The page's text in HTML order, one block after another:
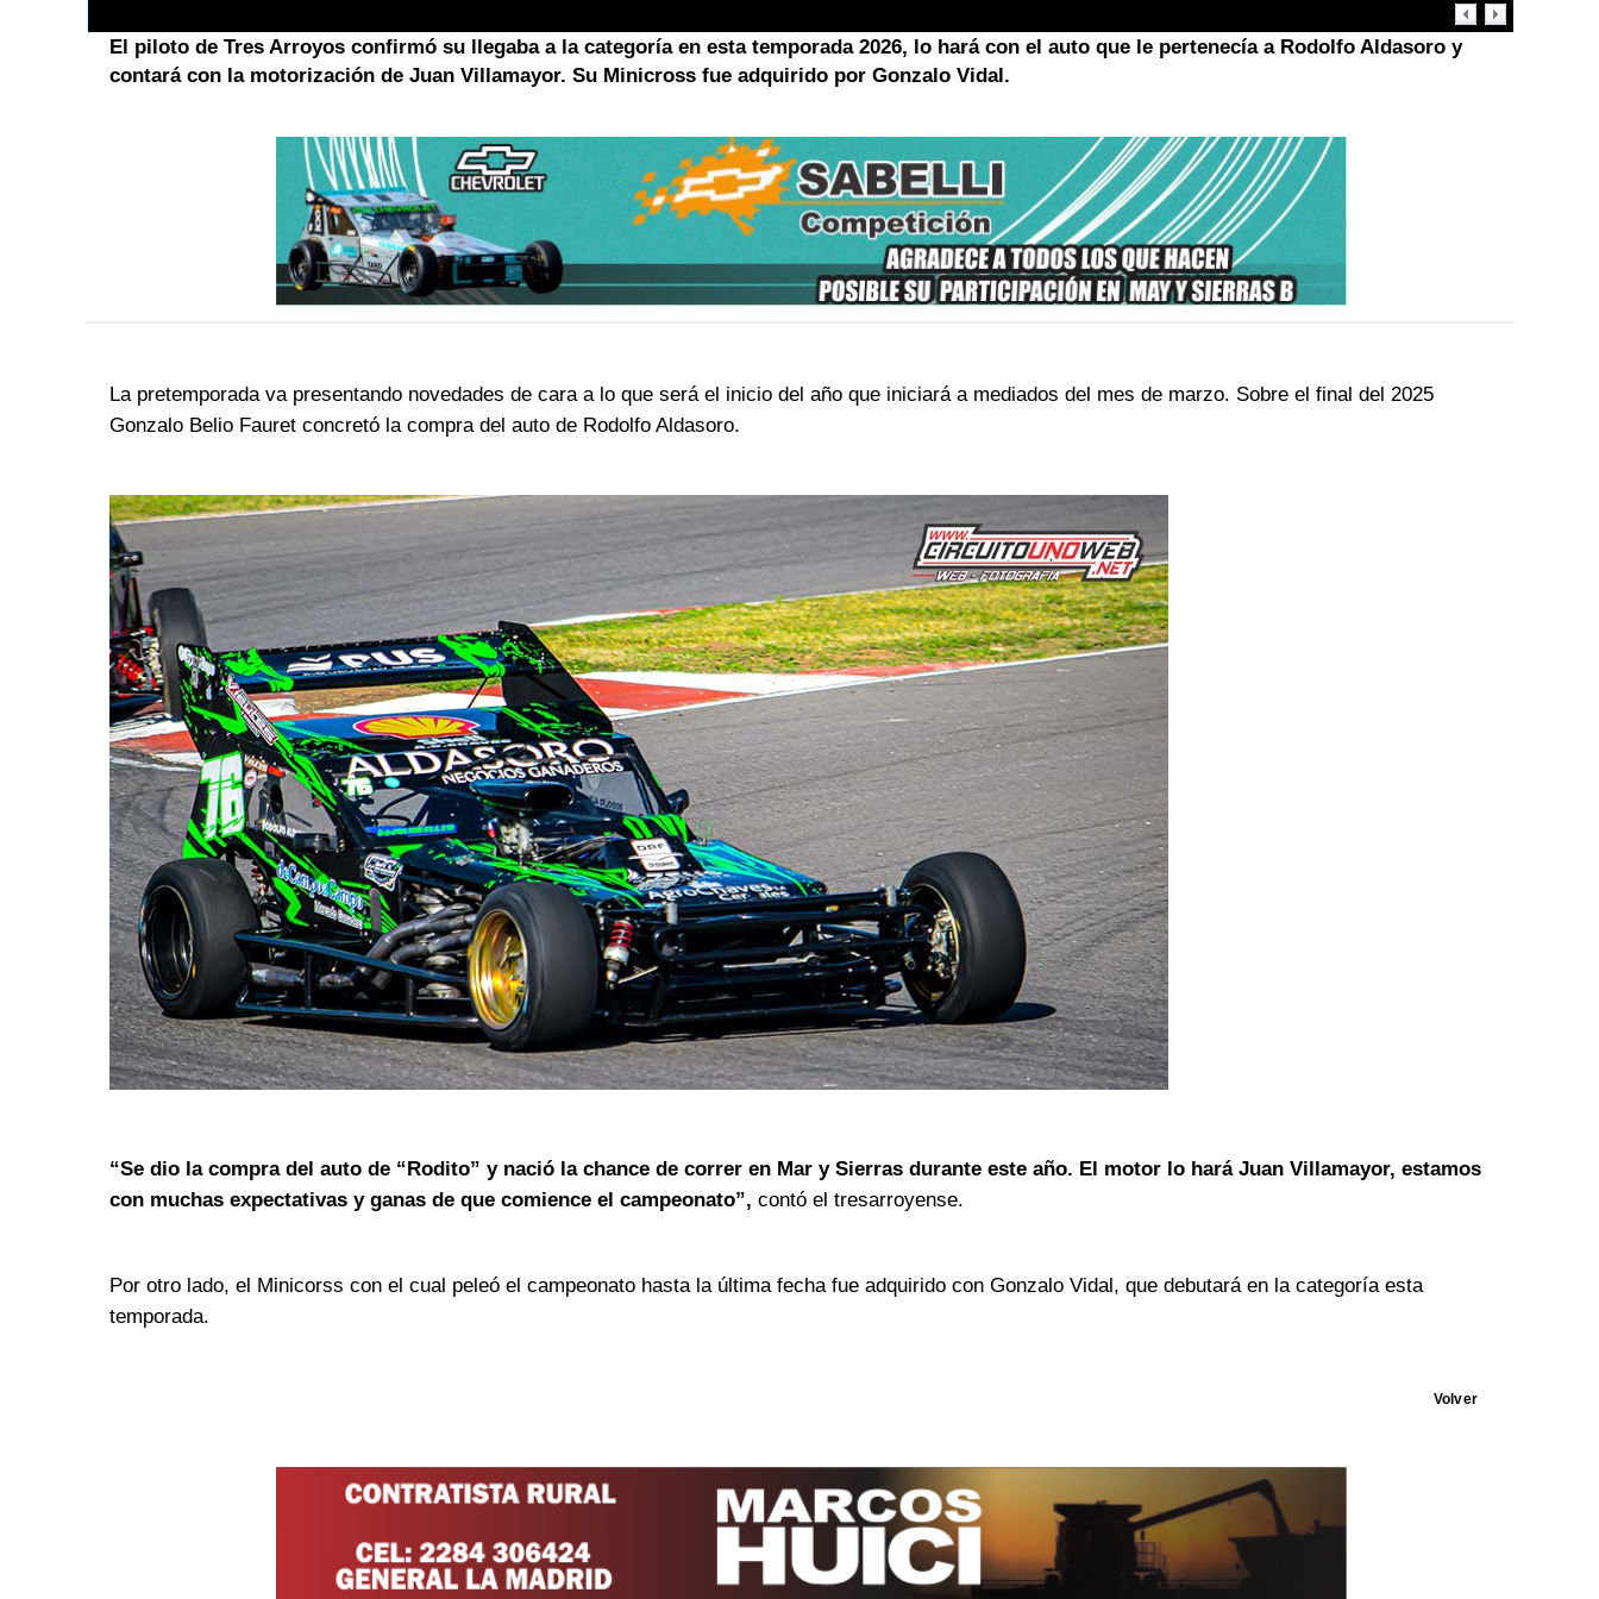
El piloto de Tres Arroyos confirmó su llegaba a la categoría en esta temporada 2026, lo hará con el auto que le pertenecía a Rodolfo Aldasoro y
contará con la motorización de Juan Villamayor. Su Minicross fue adquirido por Gonzalo Vidal.
La pretemporada va presentando novedades de cara a lo que será el inicio del año que iniciará a mediados del mes de marzo. Sobre el final del 2025
Gonzalo Belio Fauret concretó la compra del auto de Rodolfo Aldasoro.
“Se dio la compra del auto de “Rodito” y nació la chance de correr en Mar y Sierras durante este año. El motor lo hará Juan Villamayor, estamos
con muchas expectativas y ganas de que comience el campeonato”, contó el tresarroyense.
Por otro lado, el Minicorss con el cual peleó el campeonato hasta la última fecha fue adquirido con Gonzalo Vidal, que debutará en la categoría esta
temporada.
Volver